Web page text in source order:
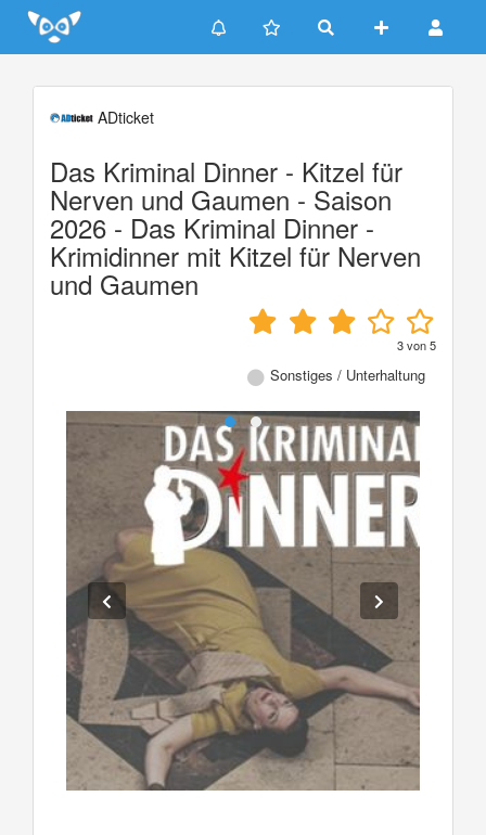
Update cookies preferences
ADticket
Das Kriminal Dinner - Kitzel für
Nerven und Gaumen - Saison
2026 - Das Kriminal Dinner -
Krimidinner mit Kitzel für Nerven
und Gaumen
3von5
Sonstiges / Unterhaltung